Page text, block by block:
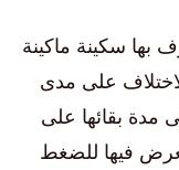
بها سكينة ماكينة
على مدى
بقائها على
فيها للضغط